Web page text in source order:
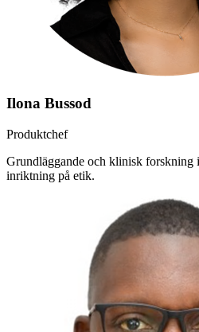
Ilona Bussod
Produktchef
Grundläggande och klinisk forskning
inriktning på etik.